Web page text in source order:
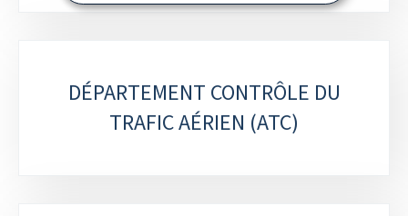
DÉPARTEMENT CONTRÔLE DU
TRAFIC AÉRIEN (ATC)